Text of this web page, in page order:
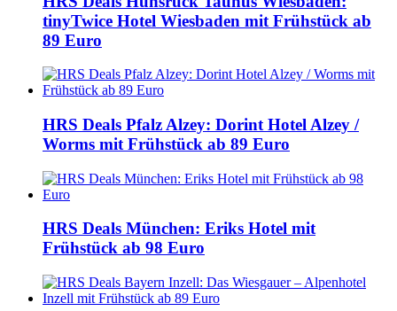
tinyTwice Hotel Wiesbaden mit Frühstück ab
89 Euro
HRS Deals Pfalz Alzey: Dorint Hotel Alzey /
Worms mit Frühstück ab 89 Euro
HRS Deals München: Eriks Hotel mit
Frühstück ab 98 Euro